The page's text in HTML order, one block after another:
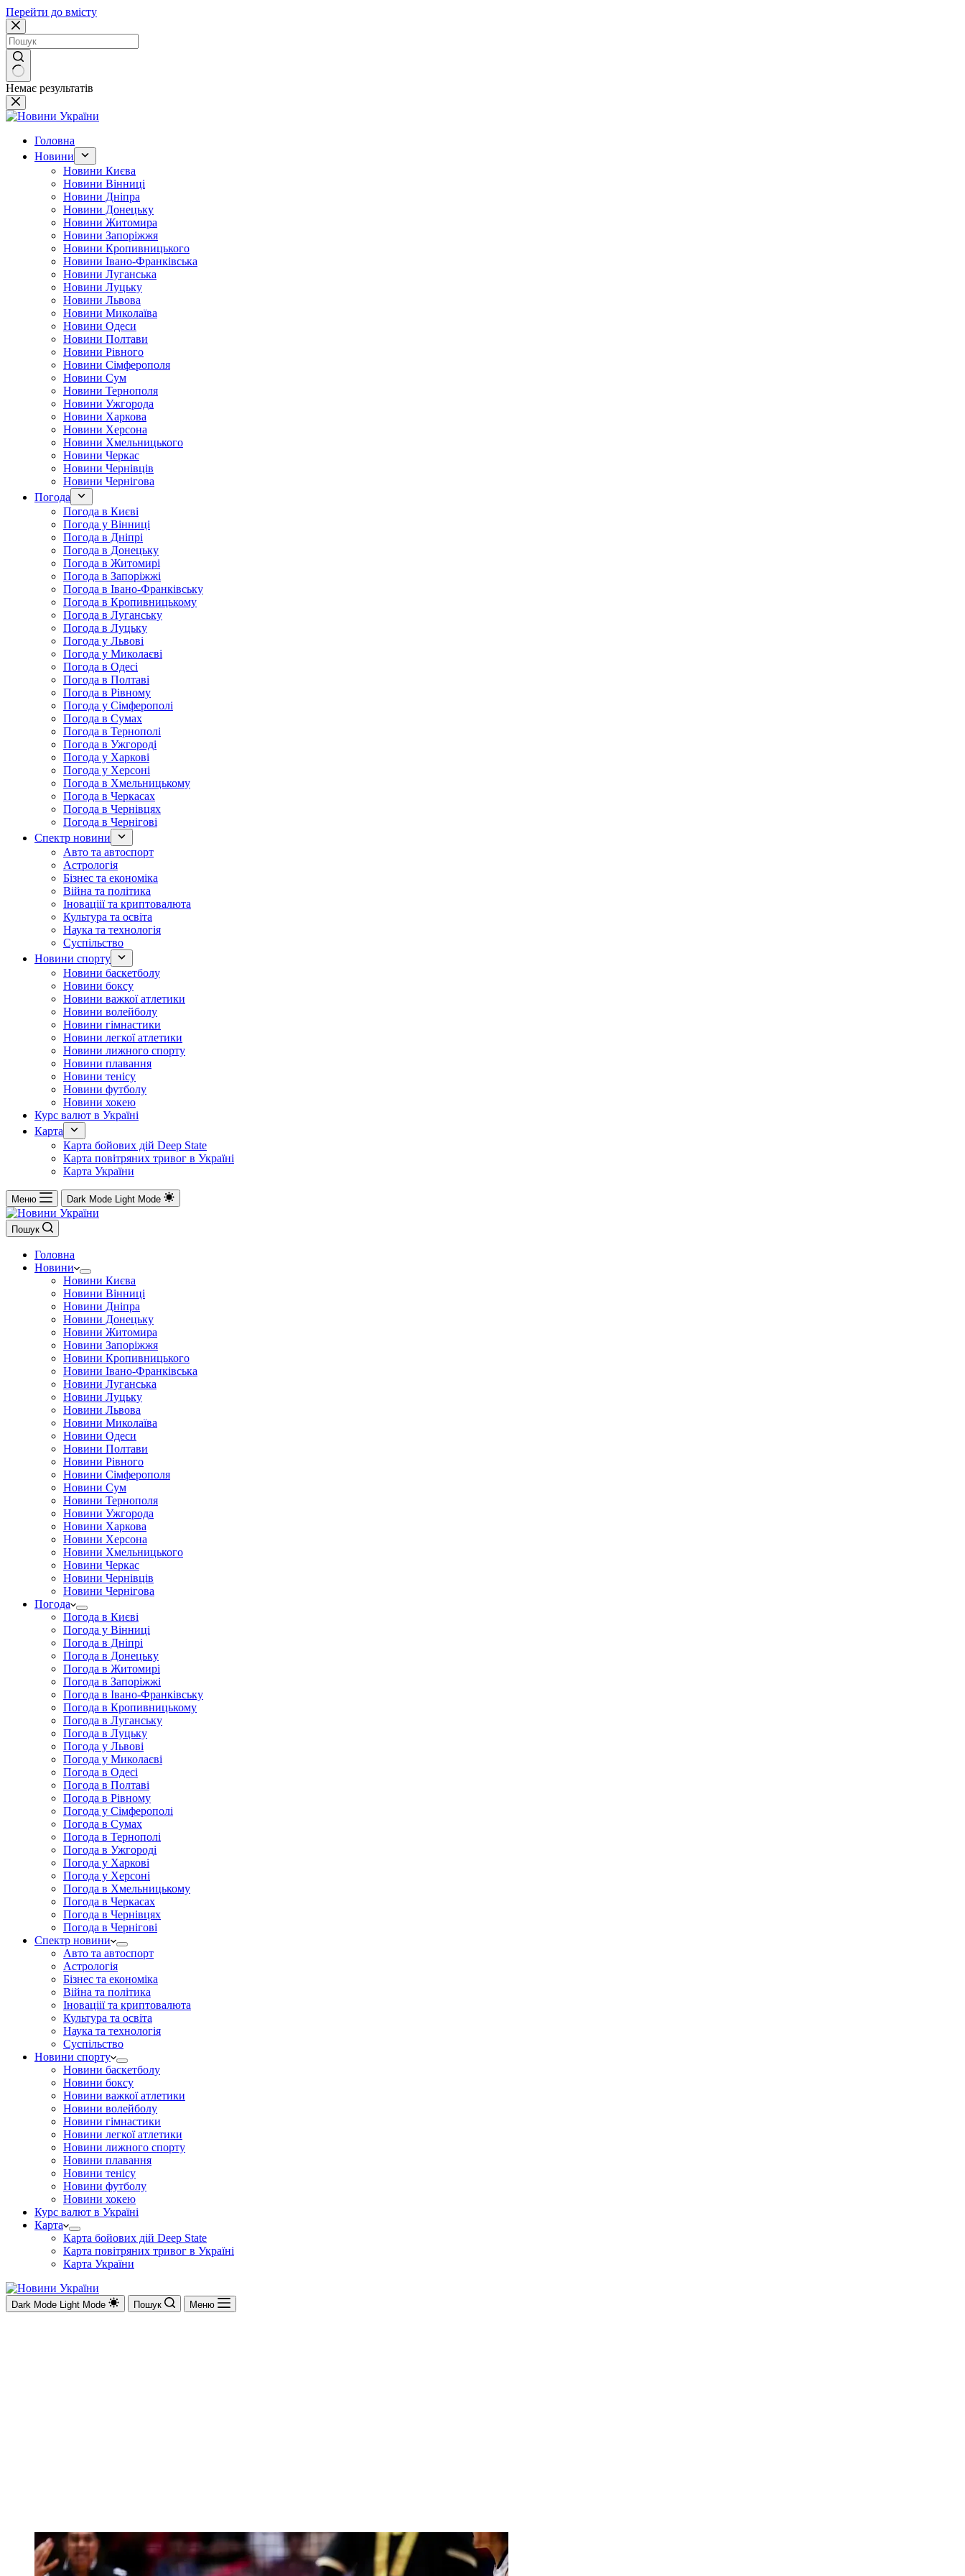
Перейти до вмісту
Немає результатів
Головна
Новини
Новини Києва
Новини Вінниці
Новини Дніпра
Новини Донецьку
Новини Житомира
Новини Запоріжжя
Новини Кропивницького
Новини Івано-Франківська
Новини Луганська
Новини Луцьку
Новини Львова
Новини Миколаїва
Новини Одеси
Новини Полтави
Новини Рівного
Новини Сімферополя
Новини Сум
Новини Тернополя
Новини Ужгорода
Новини Харкова
Новини Херсона
Новини Хмельницького
Новини Черкас
Новини Чернівців
Новини Чернігова
Погода
Погода в Києві
Погода у Вінниці
Погода в Дніпрі
Погода в Донецьку
Погода в Житомирі
Погода в Запоріжжі
Погода в Івано-Франківську
Погода в Кропивницькому
Погода в Луганську
Погода в Луцьку
Погода у Львові
Погода у Миколаєві
Погода в Одесі
Погода в Полтаві
Погода в Рівному
Погода у Сімферополі
Погода в Сумах
Погода в Тернополі
Погода в Ужгороді
Погода у Харкові
Погода у Херсоні
Погода в Хмельницькому
Погода в Черкасах
Погода в Чернівцях
Погода в Чернігові
Спектр новини
Авто та автоспорт
Астрологія
Бізнес та економіка
Війна та політика
Іноваціії та криптовалюта
Культура та освіта
Наука та технологія
Суспільство
Новини спорту
Новини баскетболу
Новини боксу
Новини важкої атлетики
Новини волейболу
Новини гімнастики
Новини легкої атлетики
Новини лижного спорту
Новини плавання
Новини тенісу
Новини футболу
Новини хокею
Курс валют в Україні
Карта
Карта бойових дій Deep State
Карта повітряних тривог в Україні
Карта України
Меню Dark Mode Light Mode
Пошук
Головна
Новини
Новини Києва
Новини Вінниці
Новини Дніпра
Новини Донецьку
Новини Житомира
Новини Запоріжжя
Новини Кропивницького
Новини Івано-Франківська
Новини Луганська
Новини Луцьку
Новини Львова
Новини Миколаїва
Новини Одеси
Новини Полтави
Новини Рівного
Новини Сімферополя
Новини Сум
Новини Тернополя
Новини Ужгорода
Новини Харкова
Новини Херсона
Новини Хмельницького
Новини Черкас
Новини Чернівців
Новини Чернігова
Погода
Погода в Києві
Погода у Вінниці
Погода в Дніпрі
Погода в Донецьку
Погода в Житомирі
Погода в Запоріжжі
Погода в Івано-Франківську
Погода в Кропивницькому
Погода в Луганську
Погода в Луцьку
Погода у Львові
Погода у Миколаєві
Погода в Одесі
Погода в Полтаві
Погода в Рівному
Погода у Сімферополі
Погода в Сумах
Погода в Тернополі
Погода в Ужгороді
Погода у Харкові
Погода у Херсоні
Погода в Хмельницькому
Погода в Черкасах
Погода в Чернівцях
Погода в Чернігові
Спектр новини
Авто та автоспорт
Астрологія
Бізнес та економіка
Війна та політика
Іноваціії та криптовалюта
Культура та освіта
Наука та технологія
Суспільство
Новини спорту
Новини баскетболу
Новини боксу
Новини важкої атлетики
Новини волейболу
Новини гімнастики
Новини легкої атлетики
Новини лижного спорту
Новини плавання
Новини тенісу
Новини футболу
Новини хокею
Курс валют в Україні
Карта
Карта бойових дій Deep State
Карта повітряних тривог в Україні
Карта України
Dark Mode Light Mode Пошук Меню